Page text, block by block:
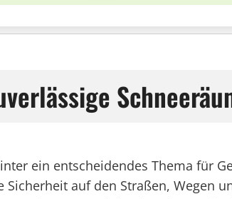
ein entscheidendes Thema für
auf den Straßen, Wegen